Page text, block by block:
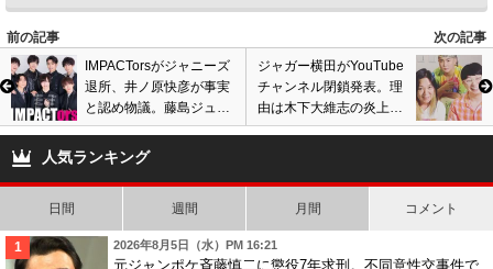
前の記事
次の記事
IMPACTorsがジャニーズ
退所、井ノ原快彦が事実
と認め物議。藤島ジュリ
ー景子社長ら事務所のネ
ガティブ報道も語る
ジャガー横田がYouTube
チャンネル閉鎖発表。理
由は木下大維志の炎上問
題? 肝硬変の手術とウソ
人気ランキング
日間 週間 月間 コメント
2026年8月5日（水）PM 16:21
元ジャンポケ斉藤慎二に懲役7年求刑。不同意性交事件で